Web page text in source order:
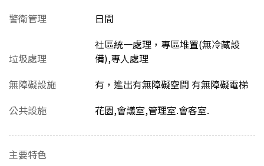
警衛管理
日間
垃圾處理
社區統一處理，專區堆置(無冷藏設
備),專人處理
無障礙設施
有，進出有無障礙空間 有無障礙電梯
公共設施
花園,會議室,管理室.會客室.
主要特色